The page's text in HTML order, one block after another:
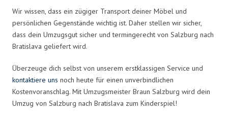
Wir wissen, dass ein zügiger Transport deiner Möbel und
persönlichen Gegenstände wichtig ist. Daher stellen wir sicher,
dass dein Umzugsgut sicher und termingerecht von Salzburg nach
Bratislava geliefert wird.
Überzeuge dich selbst von unserem erstklassigen Service und
kontaktiere uns noch heute für einen unverbindlichen
Kostenvoranschlag. Mit Umzugsmeister Braun Salzburg wird dein
Umzug von Salzburg nach Bratislava zum Kinderspiel!